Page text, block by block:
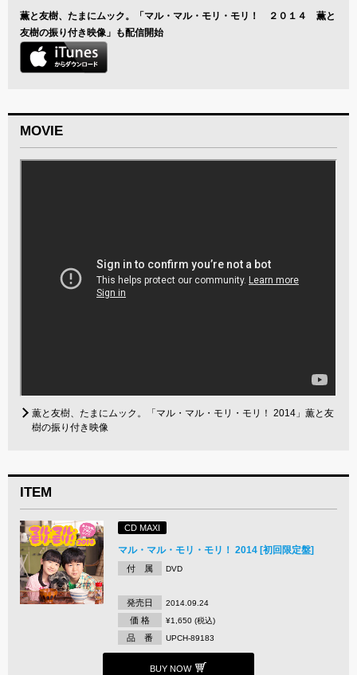
薫と友樹、たまにムック。「マル・マル・モリ・モリ！ ２０１４ 薫と
友樹の振り付き映像」も配信開始
MOVIE
薫と友樹、たまにムック。「マル・マル・モリ・モリ！ 2014」薫と友
樹の振り付き映像
ITEM
CD MAXI
マル・マル・モリ・モリ！ 2014 [初回限定盤]
付 属 DVD
発売日 2014.09.24
価 格 ¥1,650 (税込)
品 番 UPCH-89183
BUY NOW